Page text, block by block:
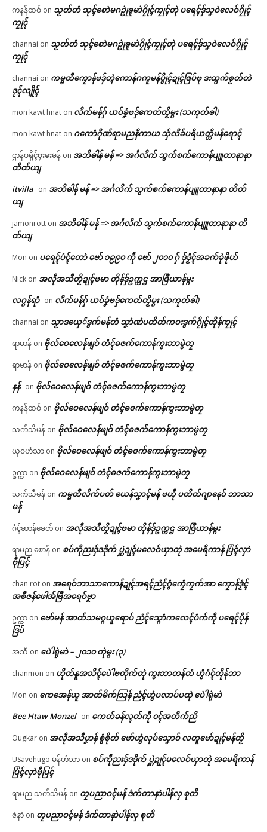
ကနန်ထဝ် on သၟတ်တံ သုၚ်စောဲမဂဥုဲၜူမာဲဂၠိုၚ်ကၠုၚ်တုဲ ပရေၚ်ဒှ်သၞဝဲလေဝ်ဂၠိုၚ်
ကၠုၚ်
channai on သၟတ်တံ သုၚ်စောဲမဂဥုဲၜူမာဲဂၠိုၚ်ကၠုၚ်တုဲ ပရေၚ်ဒှ်သၞဝဲလေဝ်ဂၠိုၚ်
ကၠုၚ်
channai on ကမ္မတဳကၠောန်ဗဒှ်တ္ၚဲကောန်ဂကူမန်ပွိုၚ်ဍုၚ်ဇြပ်ဗု ဒးထ္ပက်စၟတ်တဲ
ဒုၚ်လျိုၚ်
mon kawt hnat on လိက်မန်ဂှ် ယဝ်ခၞံဗဒှ်ကေတ်တၟိမ္ဂး (သကုတ်ၜါ)
mon kawt hnat on ဂကောံဂိုဏ်ရာမညနိကာယ သှ်လိခ်ပရိယတ္တိမန်ရောၚ်
ဌာန်ပရိုၚ်ဗၠးၜးမန် on အဘိဓါန် မန် => အၚ်္ဂလိက် သွက်စက်ကောန်ပျူတာနာနာ
တိတ်ယျ
itvilla on အဘိဓါန် မန် => အၚ်္ဂလိက် သွက်စက်ကောန်ပျူတာနာနာ တိတ်
ယျ
jamonrott on အဘိဓါန် မန် => အၚ်္ဂလိက် သွက်စက်ကောန်ပျူတာနာနာ တိ
တ်ယျ
Mon on ပရေၚ်ပံၚ်တောဲ ဗော် ၁၉၉၀ ကဵု ဗော် ၂၀၁၀ ဂှ် ဒှ်ဒၟံၚ်အခက်ခုဲဖိုဟ်
Nick on အလဵုအသဳတၟိဍုၚ်ဗမာ တိုန်ဒှ်ဥက္ကဌ အာဇြဳယာန်မ္ဂး
လဂ္ဂန်ရာံ on လိက်မန်ဂှ် ယဝ်ခၞံဗဒှ်ကေတ်တၟိမ္ဂး (သကုတ်ၜါ)
channai on သၟာဒယှေ်ဒွက်မန်တံ သၞာံဏံပတိတ်ကဝးဒွက်ဂၠိုၚ်တိုန်ကၠုၚ်
ရာမာန် on ဗိုလ်ဝေလေန်ဖျဝ် တံၚ်ဓဇက်ကောန်ကွးဘာမွဲတၠ
ရာမာန် on ဗိုလ်ဝေလေန်ဖျဝ် တံၚ်ဓဇက်ကောန်ကွးဘာမွဲတၠ
နန် on ဗိုလ်ဝေလေန်ဖျဝ် တံၚ်ဓဇက်ကောန်ကွးဘာမွဲတၠ
ကနန်ထဝ် on ဗိုလ်ဝေလေန်ဖျဝ် တံၚ်ဓဇက်ကောန်ကွးဘာမွဲတၠ
သက်သီမန် on ဗိုလ်ဝေလေန်ဖျဝ် တံၚ်ဓဇက်ကောန်ကွးဘာမွဲတၠ
ယုဝဟံသာ on ဗိုလ်ဝေလေန်ဖျဝ် တံၚ်ဓဇက်ကောန်ကွးဘာမွဲတၠ
ဥက္ကာ on ဗိုလ်ဝေလေန်ဖျဝ် တံၚ်ဓဇက်ကောန်ကွးဘာမွဲတၠ
သက်သီမန် on ကမ္မတဳလိက်ပတ် ယေန်သၞာၚ်မန် ဗဟဵု ပတိတ်ဂျာနေဝ် ဘာသာ
မန်
ဂံၚ်ဆာန်ခေတ် on အလဵုအသဳတၟိဍုၚ်ဗမာ တိုန်ဒှ်ဥက္ကဌ အာဇြဳယာန်မ္ဂး
ရာမည စောန် on စပ်ကဵုညးဒှ်ဒဒိုက် ပ္ဋဲဍုၚ်မလေဝ်ယှာတုဲ အမေရိကာန် ပြံၚ်လှာဲ
ဗီုပြၚ်
chan rot on အရေဝ်ဘာသာကောန်ဍုၚ်အရၚ်ညံၚ်ဂွံကၠေံကၠက်အာ ကၠောန်ဒၟံၚ်
အစဳဇန်ဖေါအ်ဗြဳအရေဝ်ဗၟာ
ဥက္ကာ on ဗော်မန် အာတ်သမဂ္ဂယူရောပ် ညံၚ်သ္ဂောံကလေၚ်ပံက်ကဵု ပရေၚ်ပိုန်
ဒြပ်
အသီ on ပေဲါရုဲမာဲ – ၂၀၁၀ တုဲမ္ဂး (၃)
chanmon on ဟိုတ်နူအသိၚ်ပေဲါဗတိုက်တုဲ ကွးဘာတန်တံ ဟွံဂံၚ်တိုန်ဘာ
Mon on ကေအေန်ယူ အာတ်မိက်သြန် ညံၚ်ဟွံပလာပ်ပထုဲ ပေဲါရုဲမာဲ
Bee Htaw Monzel on ကေတ်ခန်လ္ၚတ်ကဵု ၀ၚ်အတိက်ညိ
Ougkar on အလဵုအသဳပၞာန် စွံစိုတ် ဗော်ဟွံလုပ်သၞောဝ် လတူဗော်ဍုၚ်မန်တၟိ
USavehugo မန်ဟံသာ on စပ်ကဵုညးဒှ်ဒဒိုက် ပ္ဋဲဍုၚ်မလေဝ်ယှာတုဲ အမေရိကာန်
ပြံၚ်လှာဲဗီုပြၚ်
ရာမည သက်သီမန် on တၠပညာဝၚ်မန် ဒံက်တာနာဲပါန်လှ စုတိ
ဇဲနာဲ on တၠပညာဝၚ်မန် ဒံက်တာနာဲပါန်လှ စုတိ